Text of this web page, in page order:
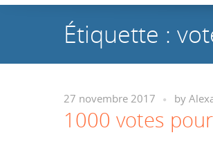
Étiquette :
27 novembre 2017 by
1000 votes